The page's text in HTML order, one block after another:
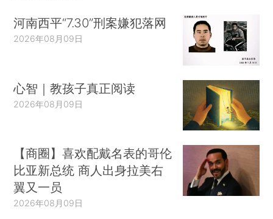
A股Smart Beta月度报告(2019年8
月)
河南西平“7.30”刑案嫌犯落网
2026年08月09日
心智｜教孩子真正阅读
2026年08月09日
【商圈】喜欢配戴名表的哥伦
比亚新总统 商人出身拉美右
翼又一员
2026年08月09日